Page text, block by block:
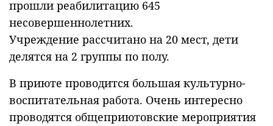
прошли реабилитацию 645
несовершеннолетних.
Учреждение рассчитано на 20 мест, дети
делятся на 2 группы по полу.
В приюте проводится большая культурно-
воспитательная работа. Очень интересно
проводятся общеприютовские мероприятия